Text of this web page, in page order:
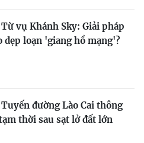
Từ vụ Khánh Sky: Giải pháp
dẹp loạn 'giang hồ mạng'?
Tuyến đường Lào Cai thông
thời sau sạt lở đất lớn